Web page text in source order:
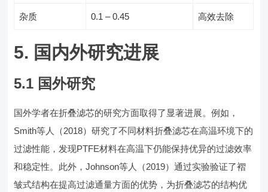
杂质 0.1 – 0.45 高效去除
5. 国内外研究进展
5.1 国外研究
国外学者在折叠滤芯的研究方面取得了显著进展。例如，
Smith等人（2018）研究了不同材料折叠滤芯在高温环境下的
过滤性能，发现PTFE材料在高温下仍能保持优异的过滤效率
和稳定性。此外，Johnson等人（2019）通过实验验证了褶
皱式结构在提高过滤通量方面的优势，为折叠滤芯的结构优